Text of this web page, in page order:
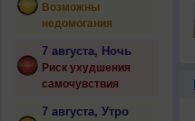
Возможны
недомогания
7 августа, Ночь
Риск ухудшения
самочувствия
7 августа, Утро